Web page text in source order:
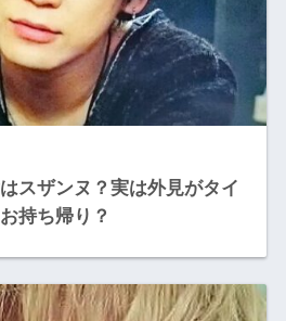
スザンヌ？実は外見がタイ
持ち帰り？